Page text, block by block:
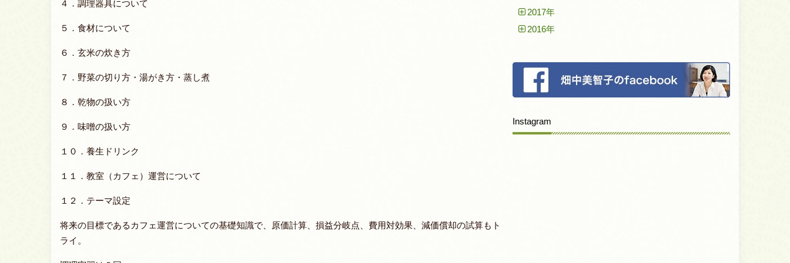
４．調理器具について
５．食材について
６．玄米の炊き方
７．野菜の切り方・湯がき方・蒸し煮
８．乾物の扱い方
９．味噌の扱い方
１０．養生ドリンク
１１．教室（カフェ）運営について
１２．テーマ設定
将来の目標であるカフェ運営についての基礎知識で、原価計算、損益分岐点、費用対効果、減価償却の試算もト
ライ。
2017年
2016年
Instagram